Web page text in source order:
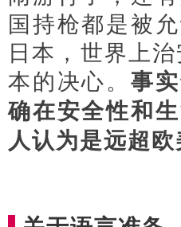
国持枪都是被
日本，世界上
本的决心。事
确在安全性和
人认为是远超欧